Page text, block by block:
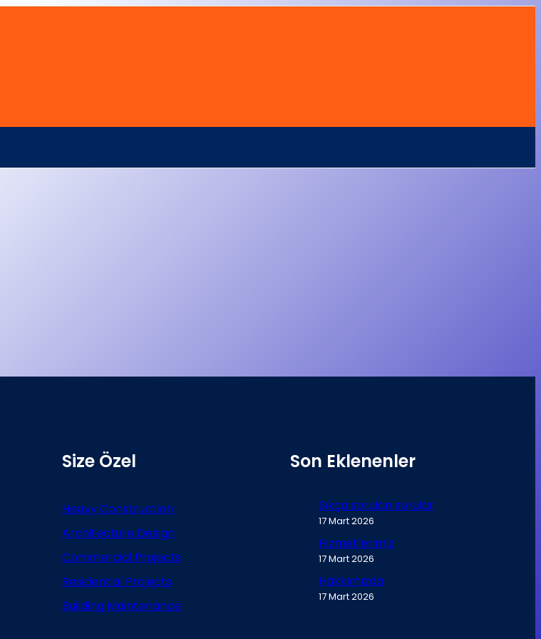
Size Özel
Heavy Construction
Architecture Design
Commercial Projects
Residential Projects
Building Maintenance
Son Eklenenler
Sıkça sorulan sorular
17 Mart 2026
Hizmetlerimiz
17 Mart 2026
Hakkımızda
17 Mart 2026